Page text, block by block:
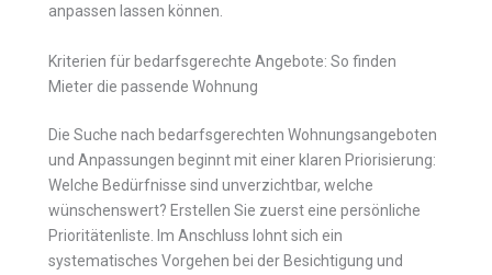
anpassen lassen können.
Kriterien für bedarfsgerechte Angebote: So finden
Mieter die passende Wohnung
Die Suche nach bedarfsgerechten Wohnungsangeboten
und Anpassungen beginnt mit einer klaren Priorisierung:
Welche Bedürfnisse sind unverzichtbar, welche
wünschenswert? Erstellen Sie zuerst eine persönliche
Prioritätenliste. Im Anschluss lohnt sich ein
systematisches Vorgehen bei der Besichtigung und